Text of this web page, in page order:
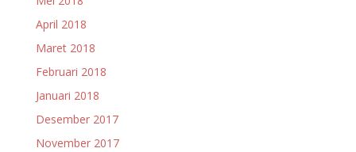
April 2018
Maret 2018
Februari 2018
Januari 2018
Desember 2017
November 2017